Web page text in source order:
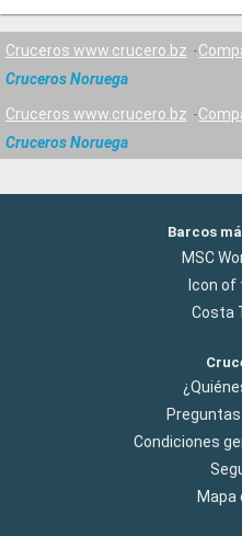
Cruceros www.crucero.bz
Cruceros Noruega
Cruceros www.crucero.bz
Cruceros Noruega
Barcos
MSC
Icon of
Costa
Condiciones
Mapa